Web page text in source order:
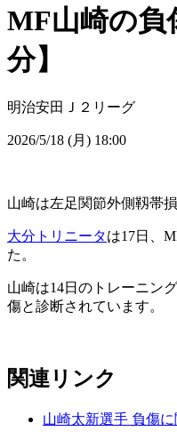
MF山崎の負
分】
明治安田Ｊ２リーグ
2026/5/18 (月) 18:00
山崎は左足関節外側靱帯
大分トリニータは17日、
た。
山崎は14日のトレーニン
傷と診断されています。
関連リンク
山崎太新選手 負傷